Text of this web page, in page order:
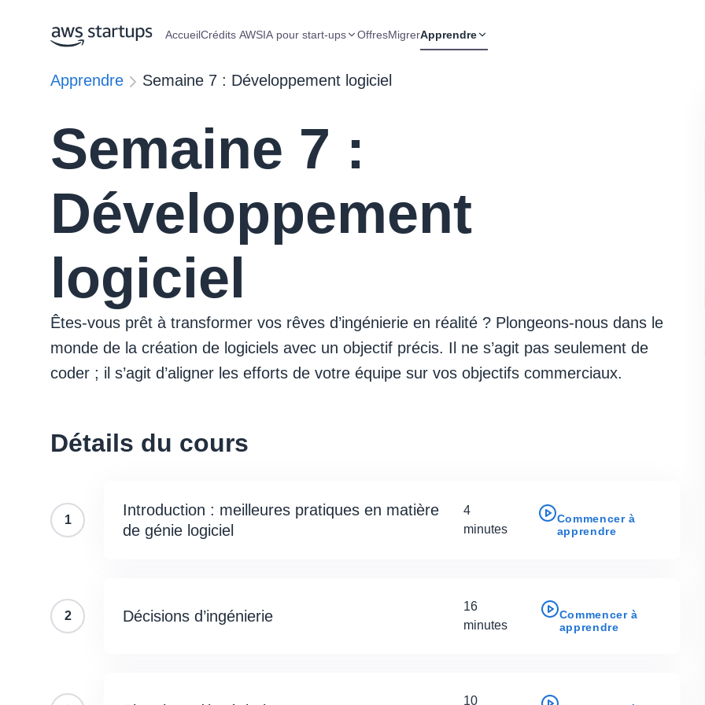
AccueilCrédits AWSIA pour start-ups OffresMigrerApprendre
Apprendre Semaine 7 : Développement logiciel
Semaine 7 :
Développement
logiciel
Êtes-vous prêt à transformer vos rêves d’ingénierie en réalité ? Plongeons-nous dans le
monde de la création de logiciels avec un objectif précis. Il ne s’agit pas seulement de
coder ; il s’agit d’aligner les efforts de votre équipe sur vos objectifs commerciaux.
Détails du cours
1
Introduction : meilleures pratiques en matière
de génie logiciel
4
minutes
Commencer à
apprendre
2 Décisions d’ingénierie
16
minutes
Commencer à
apprendre
10